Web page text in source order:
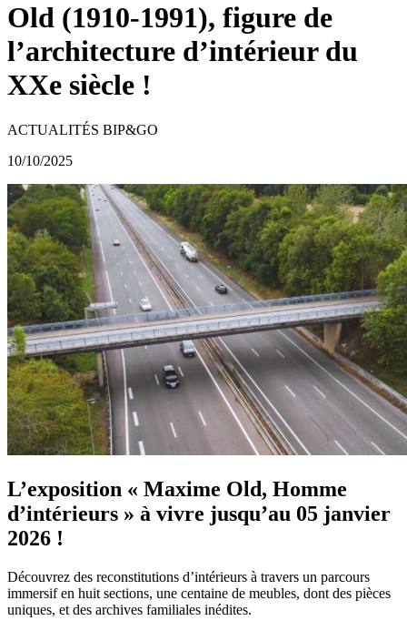
Old (1910-1991), figure de
l’architecture d’intérieur du
XXe siècle !
ACTUALITÉS BIP&GO
10/10/2025
L’exposition « Maxime Old, Homme
d’intérieurs » à vivre jusqu’au 05 janvier
2026 !
Découvrez des reconstitutions d’intérieurs à travers un parcours
immersif en huit sections, une centaine de meubles, dont des pièces
uniques, et des archives familiales inédites.